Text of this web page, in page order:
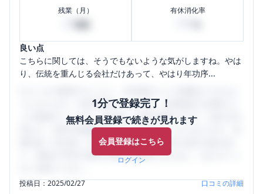
残業（月） 有休消化率
良い点
こちらに関しては、そうでもないような気がしますね。やは
り、伝統を重んじる会社だけあって、やはり年功序...
1分で登録完了！
無料会員登録で続きが見れます
会員登録はこちら
ログイン
うになります。SHEHUB(シーハブ)は、女性限定の企業口コ
ミの投稿サイトです。給与面・女性の働きやすさ・会社の評
判など、女性の転職は気にすべき点がたくさんあります。先
輩社員（元社員）の口コミを通して、本当の会社の姿を知
り、将来の不安や現在の悩みを解消するために、ぜひサイト
投稿日：2025/02/27 口コミの詳細